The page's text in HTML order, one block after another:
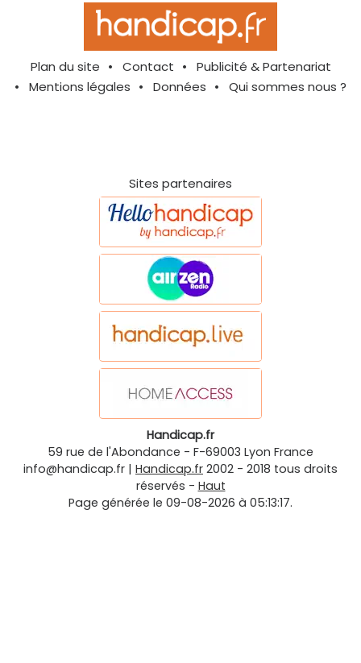
Plan du site Contact
Publicité & Partenariat
Mentions légales
Données Qui sommes nous ?
Sites partenaires
Handicap.fr
59 rue de l'Abondance - F-69003 Lyon France
info@handicap.fr | Handicap.fr 2002 - 2018 tous droits
réservés - Haut
Page générée le 09-08-2026 à 05:13:17.